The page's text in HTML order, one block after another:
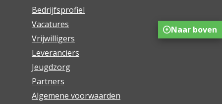
Bedrijfsprofiel
Vacatures
Vrijwilligers
Leveranciers
Jeugdzorg
Partners
Algemene voorwaarden
Naar boven